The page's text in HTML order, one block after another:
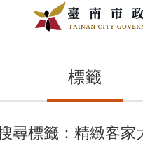
塊
標籤
尋標籤：精緻客家